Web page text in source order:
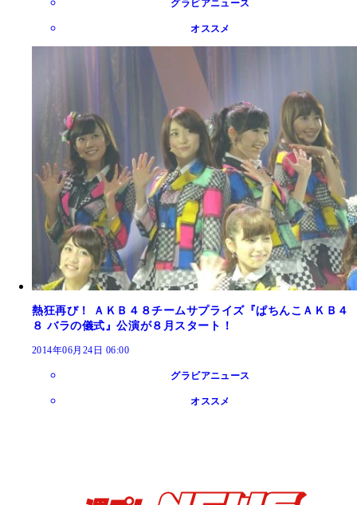
グラビアニュース
オススメ
熱狂再び！ ＡＫＢ４８チームサプライズ『ぱちんこＡＫＢ４
８ バラの儀式』公演が８月スタート！
2014年06月24日 06:00
グラビアニュース
オススメ